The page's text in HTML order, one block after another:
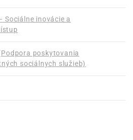
Sociálne inovácie a
poskytovania
sociálnych služieb)